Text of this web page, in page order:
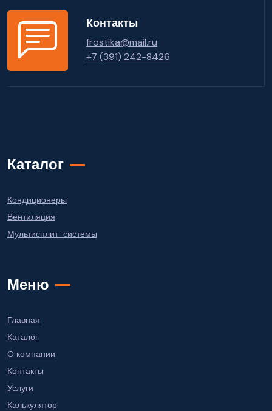
Контакты
frostika@mail.ru
+7 (391) 242-8426
Каталог
Кондиционеры
Вентиляция
Мультисплит-системы
Меню
Главная
Каталог
О компании
Контакты
Услуги
Калькулятор